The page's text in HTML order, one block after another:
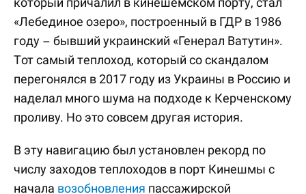
«Лебединое озеро», построенный в ГДР в 1986
году – бывший украинский «Генерал Ватутин».
Тот самый теплоход, который со скандалом
перегонялся в 2017 году из Украины в Россию и
наделал много шума на подходе к Керченскому
проливу. Но это совсем другая история.
В эту навигацию был установлен рекорд по
числу заходов теплоходов в порт Кинешмы с
начала возобновления пассажирской